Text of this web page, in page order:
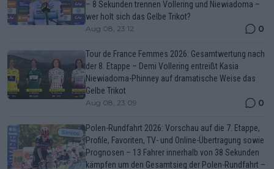
– 8 Sekunden trennen Vollering und Niewiadoma –
wer holt sich das Gelbe Trikot?
Aug 08, 23:12 0
Tour de France Femmes 2026: Gesamtwertung nach
der 8. Etappe – Demi Vollering entreißt Kasia
Niewiadoma-Phinney auf dramatische Weise das
Gelbe Trikot
Aug 08, 23:09 0
Polen-Rundfahrt 2026: Vorschau auf die 7. Etappe,
Profile, Favoriten, TV- und Online-Übertragung sowie
Prognosen – 13 Fahrer innerhalb von 38 Sekunden
kämpfen um den Gesamtsieg der Polen-Rundfahrt –